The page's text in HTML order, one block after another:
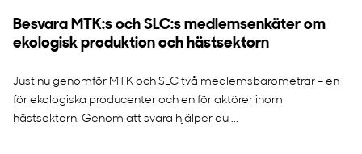
Besvara MTK:s och SLC:s medlemsenkäter om
ekologisk produktion och hästsektorn
Just nu genomför MTK och SLC två medlemsbarometrar – en
för ekologiska producenter och en för aktörer inom
hästsektorn. Genom att svara hjälper du ...